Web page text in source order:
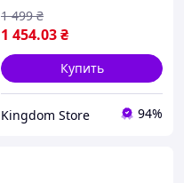
1 454.03₴
1 499 ₴
Купить
Kingdom Store 94%